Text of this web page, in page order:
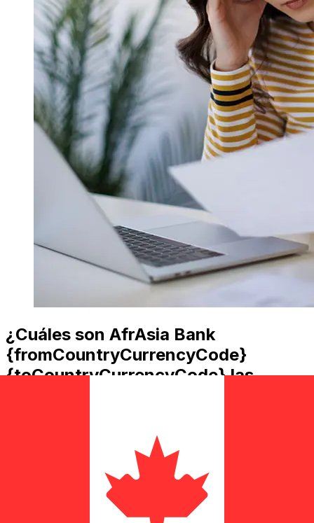
¿Cuáles son AfrAsia Bank
{fromCountryCurrencyCode}
{toCountryCurrencyCode} las
dinero de MUR a CAD dependen de factores como el
importe de la transferencia. Normalmente, las
transferencias más grandes conllevan comisiones más
bajas y mejores tipos de cambio. Consulta la tabla
comparativa para comparar AfrAsia Bank comisiones